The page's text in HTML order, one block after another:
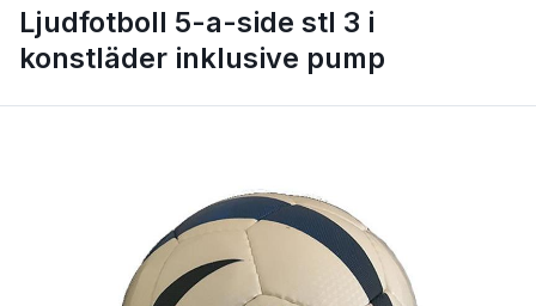
Ljudfotboll 5-a-side stl 3 i
konstläder inklusive pump